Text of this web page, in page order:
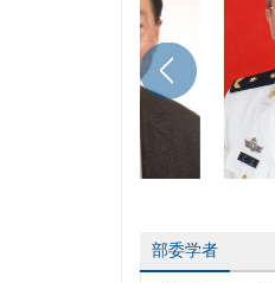
部委学者